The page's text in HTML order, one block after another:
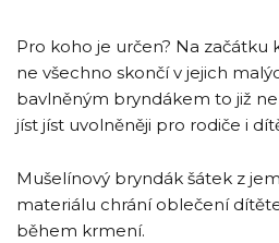
Pro koho je určen? Na začátku
ne všechno skončí v jejich
bavlněným bryndákem to již
jíst jíst uvolněněji pro rodiče i
Mušelínový bryndák šátek z
materiálu chrání oblečení
během krmení.